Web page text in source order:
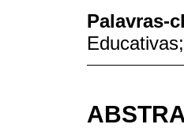
Palavras-